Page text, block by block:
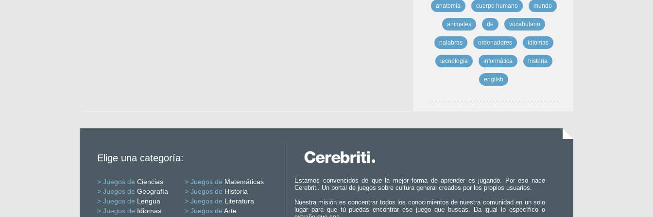
anatomía cuerpo humano mundo
animales de vocabulario
palabras ordenadores idiomas
tecnología informática historia
english
Elige una categoría:
> Juegos de Ciencias > Juegos de Matemáticas
> Juegos de Geografía > Juegos de Historia
> Juegos de Lengua > Juegos de Literatura
> Juegos de Idiomas > Juegos de Arte
Estamos convencidos de que la mejor forma de aprender es jugando. Por eso nace
Cerebriti. Un portal de juegos sobre cultura general creados por los propios usuarios.
Nuestra misión es concentrar todos los conocimientos de nuestra comunidad en un solo
lugar para que tú puedas encontrar ese juego que buscas. Da igual lo específico o